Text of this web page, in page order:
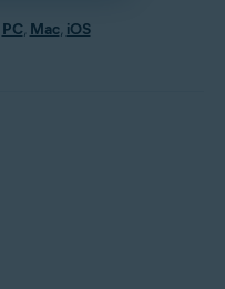
PC, Mac, iOS